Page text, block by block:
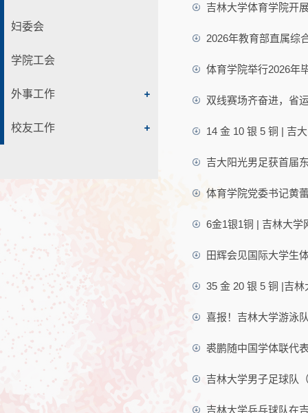
妇委会
学院工会
外事工作
校友工作
吉林大学体育学院开
2026年教育部直属综
体育学院举行2026年
双线赛场齐奋进，省
14 金 10 银 5 铜 | 吉
吉大阳光男足获首届
体育学院党委书记黄
6金1银1铜 | 吉林大学
田辉会见国际大学生
35 金 20 银 5 铜 |吉
喜报！吉林大学游泳
裘鹏随中国学体联代
吉林大学男子足球队
吉林大学乒乓球队在